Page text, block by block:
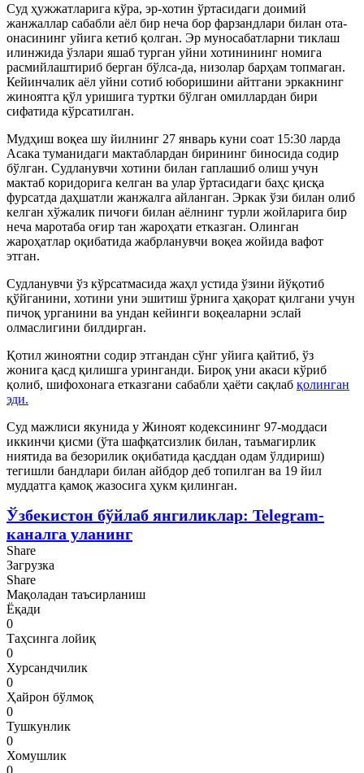
Суд ҳужжатларига кўра, эр-хотин ўртасидаги доимий
жанжаллар сабабли аёл бир неча бор фарзандлари билан ота-
онасининг уйига кетиб қолган. Эр муносабатларни тиклаш
илинжида ўзлари яшаб турган уйни хотинининг номига
расмийлаштириб берган бўлса-да, низолар барҳам топмаган.
Кейинчалик аёл уйни сотиб юборишини айтгани эркакнинг
жиноятга қўл уришига туртки бўлган омиллардан бири
сифатида кўрсатилган.
Мудҳиш воқеа шу йилнинг 27 январь куни соат 15:30 ларда
Асака туманидаги мактаблардан бирининг биносида содир
бўлган. Судланувчи хотини билан гаплашиб олиш учун
мактаб коридорига келган ва улар ўртасидаги баҳс қисқа
фурсатда даҳшатли жанжалга айланган. Эркак ўзи билан олиб
келган хўжалик пичоғи билан аёлнинг турли жойларига бир
неча маротаба оғир тан жароҳати етказган. Олинган
жароҳатлар оқибатида жабрланувчи воқеа жойида вафот
этган.
Судланувчи ўз кўрсатмасида жаҳл устида ўзини йўқотиб
қўйганини, хотини уни эшитиш ўрнига ҳақорат қилгани учун
пичоқ урганини ва ундан кейинги воқеаларни эслай
олмаслигини билдирган.
Қотил жиноятни содир этгандан сўнг уйига қайтиб, ўз
жонига қасд қилишга уринганди. Бироқ уни акаси кўриб
қолиб, шифохонага етказгани сабабли ҳаёти сақлаб қолинган
эди.
Суд мажлиси якунида у Жиноят кодексининг 97-моддаси
иккинчи қисми (ўта шафқатсизлик билан, таъмагирлик
ниятида ва безорилик оқибатида қасддан одам ўлдириш)
тегишли бандлари билан айбдор деб топилган ва 19 йил
муддатга қамоқ жазосига ҳукм қилинган.
Ўзбекистон бўйлаб янгиликлар: Telegram-
каналга уланинг
Share
Загрузка
Share
Мақоладан таъсирланиш
Ёқади
0
Таҳсинга лойиқ
0
Хурсандчилик
0
Ҳайрон бўлмоқ
0
Тушкунлик
0
Хомушлик
0